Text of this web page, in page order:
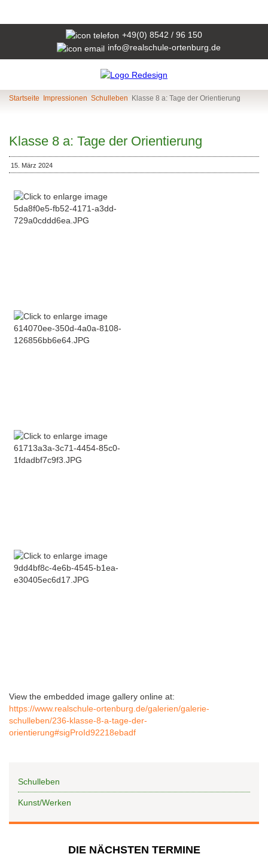
+49(0) 8542 / 96 150
info@realschule-ortenburg.de
Startseite Impressionen Schulleben Klasse 8 a: Tage der Orientierung
Klasse 8 a: Tage der Orientierung
15. März 2024
View the embedded image gallery online at:
https://www.realschule-ortenburg.de/galerien/galerie-
schulleben/236-klasse-8-a-tage-der-
orientierung#sigProId92218ebadf
Schulleben
Kunst/Werken
DIE NÄCHSTEN TERMINE